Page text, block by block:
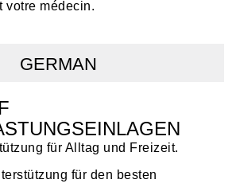
votre médecin.
GERMAN
für Alltag und Freizeit.
für den besten